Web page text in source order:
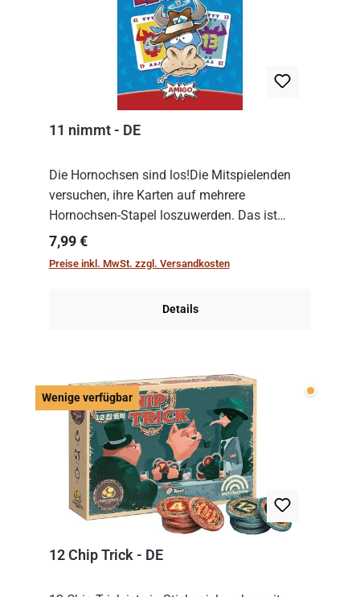
11 nimmt - DE
Die Hornochsen sind los!Die Mitspielenden
versuchen, ihre Karten auf mehrere
Hornochsen-Stapel loszuwerden. Das ist
kniffliger als gedacht, denn die Differenz
zwischen ausgespielter Karte und der
Regulärer Preis:
7,99 €
Preise inkl. MwSt. zzgl. Versandkosten
Details
Wenige verfügbar Wenige
12 Chip Trick - DE